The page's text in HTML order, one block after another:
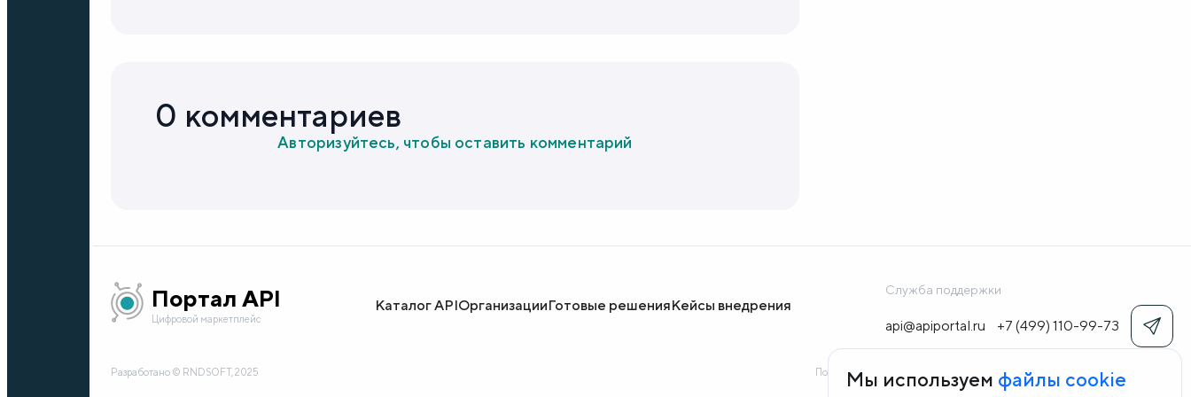
0 комментариев
Авторизуйтесь, чтобы оставить комментарий
Портал API
Цифровой маркетплейс
Каталог APIОрганизацииГотовые решенияКейсы внедрения
Служба поддержки
api@apiportal.ru +7 (499) 110-99-73
Разработано © RNDSOFT, 2025 Политика конфиденциальности Согласие на обработку персональных данных
Мы используем файлы cookie